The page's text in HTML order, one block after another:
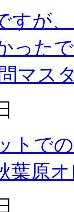
すが
った
マス
トで
葉原